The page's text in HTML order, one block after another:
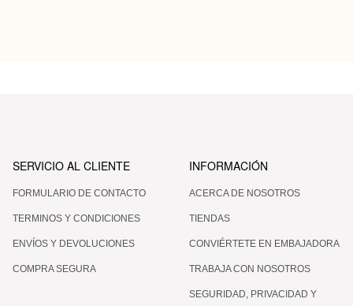
SERVICIO AL CLIENTE
FORMULARIO DE CONTACTO
TERMINOS Y CONDICIONES
ENVÍOS Y DEVOLUCIONES
COMPRA SEGURA
INFORMACIÓN
ACERCA DE NOSOTROS
TIENDAS
CONVIÉRTETE EN EMBAJADORA
TRABAJA CON NOSOTROS
SEGURIDAD, PRIVACIDAD Y